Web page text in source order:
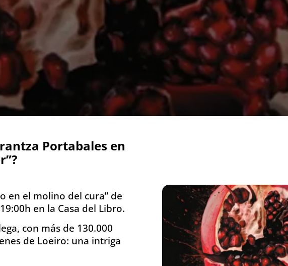
Portabales en
en el molino del cura” de
en la Casa del Libro.
con más de 130.000
de Loeiro: una intriga